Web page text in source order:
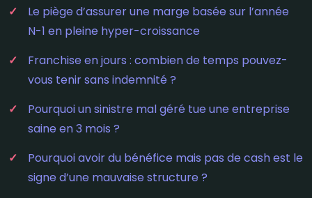
Le piège d’assurer une marge basée sur l’année
N-1 en pleine hyper-croissance
Franchise en jours : combien de temps pouvez-
vous tenir sans indemnité ?
Pourquoi un sinistre mal géré tue une entreprise
saine en 3 mois ?
Pourquoi avoir du bénéfice mais pas de cash est le
signe d’une mauvaise structure ?